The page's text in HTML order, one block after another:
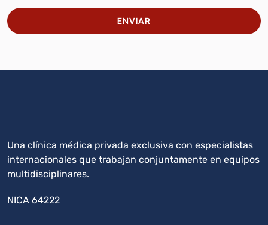
ENVIAR
Una clínica médica privada exclusiva con especialistas
internacionales que trabajan conjuntamente en equipos
multidisciplinares.
NICA 64222